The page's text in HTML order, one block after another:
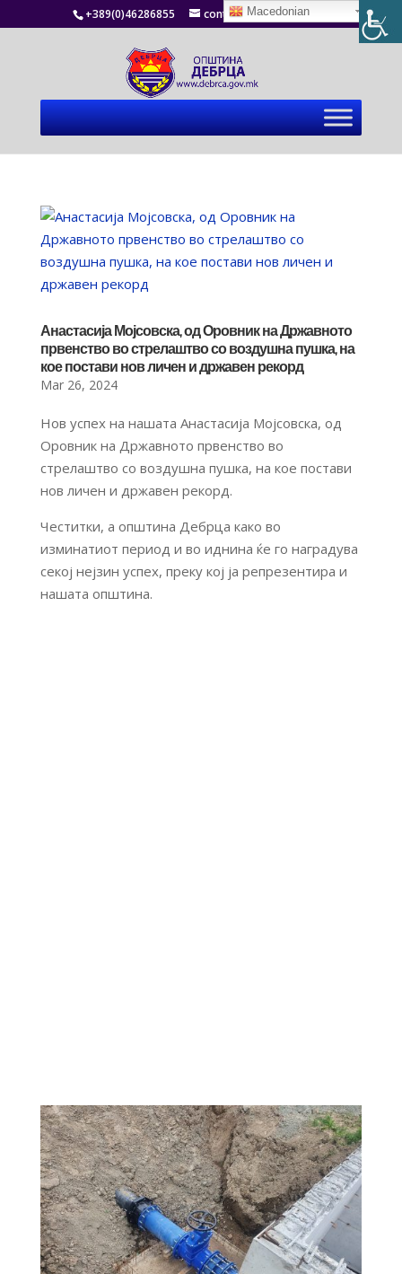
+389(0)46286855 contact@debrca.gov.mk
Анастасија Мојсовска, од Оровник на Државното
првенство во стрелаштво со воздушна пушка, на
кое постави нов личен и државен рекорд
Mar 26, 2024
Нов успех на нашата Анастасија Мојсовска, од
Оровник на Државното првенство во
стрелаштво со воздушна пушка, на кое постави
нов личен и државен рекорд.
Честитки, а општина Дебрца како во
изминатиот период и во иднина ќе го наградува
секој нејзин успех, преку кој ја репрезентира и
нашата општина.
Macedonian